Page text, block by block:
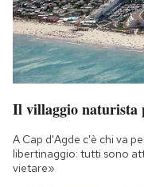
Il villaggio naturista
A Cap d'Agde c'è chi va
libertinaggio: tutti sono
vietare»